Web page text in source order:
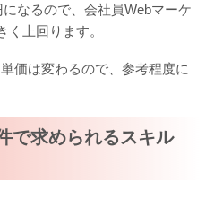
なるので、会社員Webマーケ
く上回ります。
価は変わるので、参考程度に
で求められるスキル